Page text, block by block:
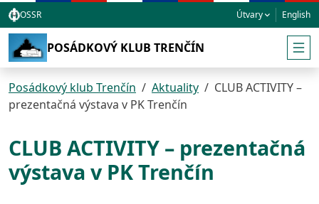
Skočiť na hlavnú navigáciu
Skočiť na obsah
Skočiť na bočnú lištu
Skočiť na pätičku
OSSR Útvary English
POSÁDKOVÝ KLUB TRENČÍN
Posádkový klub Trenčín Aktuality
CLUB ACTIVITY –
prezentačná výstava v PK Trenčín
Hlavný obsah stránky
CLUB ACTIVITY – prezentačná
výstava v PK Trenčín